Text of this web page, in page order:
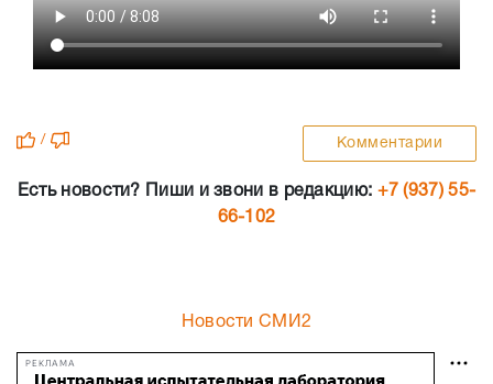
/ Комментарии
Есть новости? Пиши и звони в редакцию: +7 (937) 55-
66-102
Новости СМИ2
РЕКЛАМА